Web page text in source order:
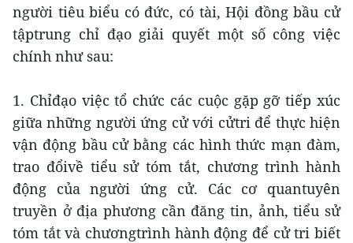
người tiêu biểu có đức, có tài, Hội đồng bầu cử
tậptrung chỉ đạo giải quyết một số công việc
chính như sau:
1. Chỉđạo việc tổ chức các cuộc gặp gỡ tiếp xúc
giữa những người ứng cử với cửtri để thực hiện
vận động bầu cử bằng các hình thức mạn đàm,
trao đổivề tiểu sử tóm tắt, chương trình hành
động của người ứng cử. Các cơ quantuyên
truyền ở địa phương cần đăng tin, ảnh, tiểu sử
tóm tắt và chươngtrình hành động để cử tri biết